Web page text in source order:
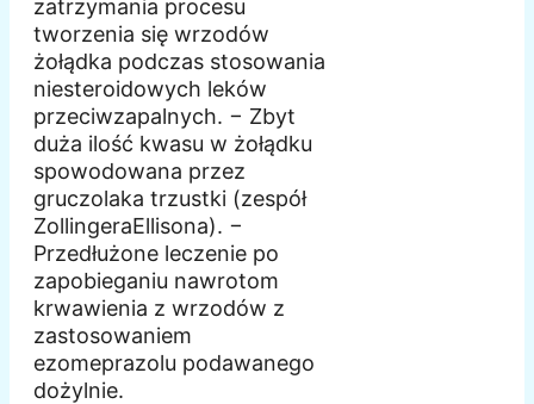
zatrzymania procesu
tworzenia się wrzodów
żołądka podczas stosowania
niesteroidowych leków
przeciwzapalnych. − Zbyt
duża ilość kwasu w żołądku
spowodowana przez
gruczolaka trzustki (zespół
ZollingeraEllisona). −
Przedłużone leczenie po
zapobieganiu nawrotom
krwawienia z wrzodów z
zastosowaniem
ezomeprazolu podawanego
dożylnie.